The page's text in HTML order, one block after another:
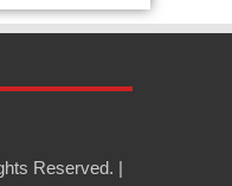
Reserved. |